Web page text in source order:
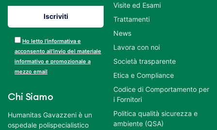
Ho letto l’informativa e
acconsento all’invio del materiale
informativo e promozionale a
mezzo email
Chi Siamo
Humanitas Gavazzeni è un
ospedale polispecialistico
Visite ed Esami
Trattamenti
News
Lavora con noi
Società trasparente
Etica e Compliance
Codice di Comportamento per
i Fornitori
Politica qualità sicurezza e
ambiente (QSA)